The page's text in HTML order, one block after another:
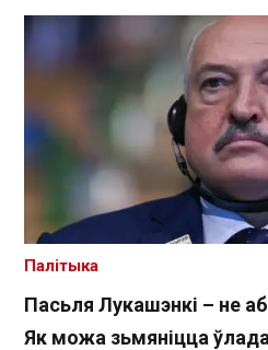
Пасьля Лукашэнкі – не
Як можа зьмяніцца ўлада
Палітыка